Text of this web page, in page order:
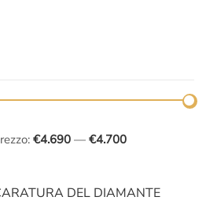
€4.690 — €4.700
DEL DIAMANTE